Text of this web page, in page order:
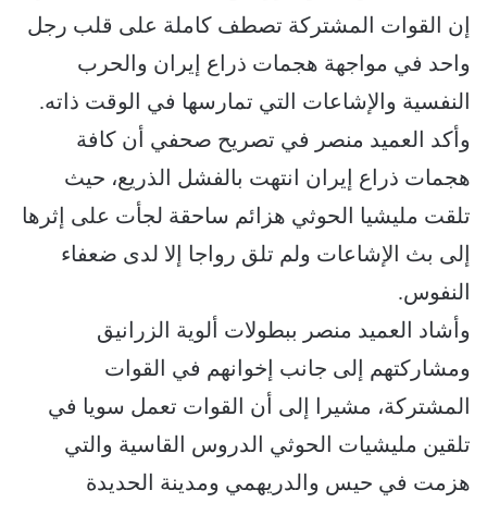
إن القوات المشتركة تصطف كاملة على قلب رجل
واحد في مواجهة هجمات ذراع إيران والحرب
النفسية والإشاعات التي تمارسها في الوقت ذاته.
وأكد العميد منصر في تصريح صحفي أن كافة
هجمات ذراع إيران انتهت بالفشل الذريع، حيث
تلقت مليشيا الحوثي هزائم ساحقة لجأت على إثرها
إلى بث الإشاعات ولم تلق رواجا إلا لدى ضعفاء
النفوس.
وأشاد العميد منصر ببطولات ألوية الزرانيق
ومشاركتهم إلى جانب إخوانهم في القوات
المشتركة، مشيرا إلى أن القوات تعمل سويا في
تلقين مليشيات الحوثي الدروس القاسية والتي
هزمت في حيس والدريهمي ومدينة الحديدة